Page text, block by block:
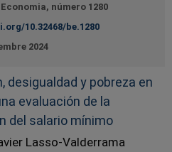
número 1280
10.32468/be.1280
2024
desigualdad y pobreza en
evaluación de la
del salario mínimo
Lasso-Valderrama